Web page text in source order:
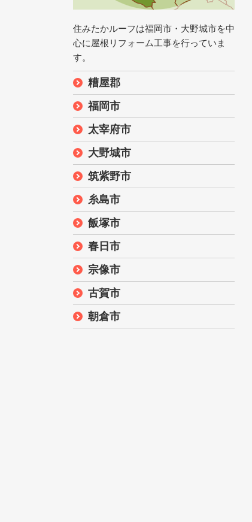
住みたかルーフは福岡市・大野城市を中
心に屋根リフォーム工事を行っていま
す。
糟屋郡
福岡市
太宰府市
大野城市
筑紫野市
糸島市
飯塚市
春日市
宗像市
古賀市
朝倉市